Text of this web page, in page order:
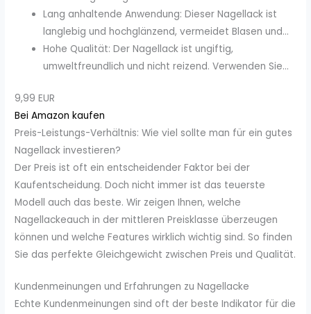
Lang anhaltende Anwendung: Dieser Nagellack ist
langlebig und hochglänzend, vermeidet Blasen und...
Hohe Qualität: Der Nagellack ist ungiftig,
umweltfreundlich und nicht reizend. Verwenden Sie...
9,99 EUR
Bei Amazon kaufen
Preis-Leistungs-Verhältnis: Wie viel sollte man für ein gutes
Nagellack investieren?
Der Preis ist oft ein entscheidender Faktor bei der
Kaufentscheidung. Doch nicht immer ist das teuerste
Modell auch das beste. Wir zeigen Ihnen, welche
Nagellackeauch in der mittleren Preisklasse überzeugen
können und welche Features wirklich wichtig sind. So finden
Sie das perfekte Gleichgewicht zwischen Preis und Qualität.
Kundenmeinungen und Erfahrungen zu Nagellacke
Echte Kundenmeinungen sind oft der beste Indikator für die